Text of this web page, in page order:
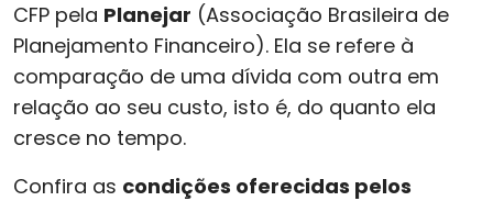
CFP pela Planejar (Associação Brasileira de
Planejamento Financeiro). Ela se refere à
comparação de uma dívida com outra em
relação ao seu custo, isto é, do quanto ela
cresce no tempo.
Confira as condições oferecidas pelos